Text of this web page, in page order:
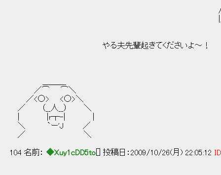
/: ｲ: : :.! :.:.､/l:./ !:.l ＼
やる夫先輩起きてくださいよ～！ |/ l:.:|/:
／⌒ ⌒＼
／<○> <○>＼
／ （__人__） ＼
| |r┬-| |
＼ `ー'J ／
／ ＼
104 名前： ◆Xuy1cDD5to [] 投稿日：2009/10/26(月) 22:05:12